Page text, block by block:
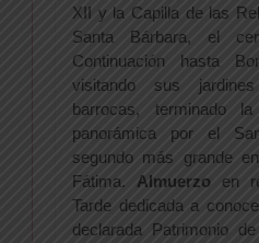
XII y la Capilla de las
Santa Bárbara, el
Continuación hasta
visitando sus
barrocas, terminado
panorámica por el
segundo más grande
Fátima. Almuerzo en
Tarde dedicada a
declarada Patrimonio